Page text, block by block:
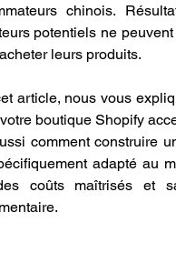
chinois.
potentiels ne
leurs produits.
article, nous vous
boutique Shopify
comment construire
adapté au
coûts maîtrisés et